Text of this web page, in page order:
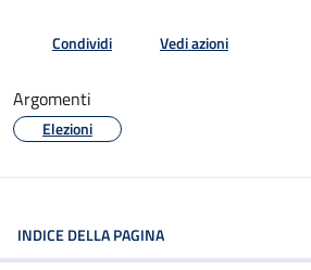
Condividi Vedi azioni
Argomenti
Elezioni
INDICE DELLA PAGINA